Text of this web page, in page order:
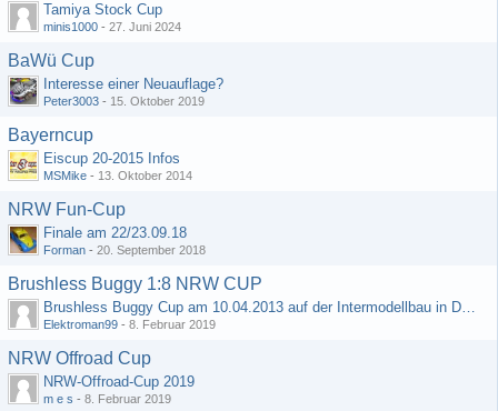
Tamiya Stock Cup
minis1000 - 27. Juni 2024
BaWü Cup
Interesse einer Neuauflage?
Peter3003 - 15. Oktober 2019
Bayerncup
Eiscup 20-2015 Infos
MSMike - 13. Oktober 2014
NRW Fun-Cup
Finale am 22/23.09.18
Forman - 20. September 2018
Brushless Buggy 1:8 NRW CUP
Brushless Buggy Cup am 10.04.2013 auf der Intermodellbau in Dortmund
Elektroman99 - 8. Februar 2019
NRW Offroad Cup
NRW-Offroad-Cup 2019
m e s - 8. Februar 2019